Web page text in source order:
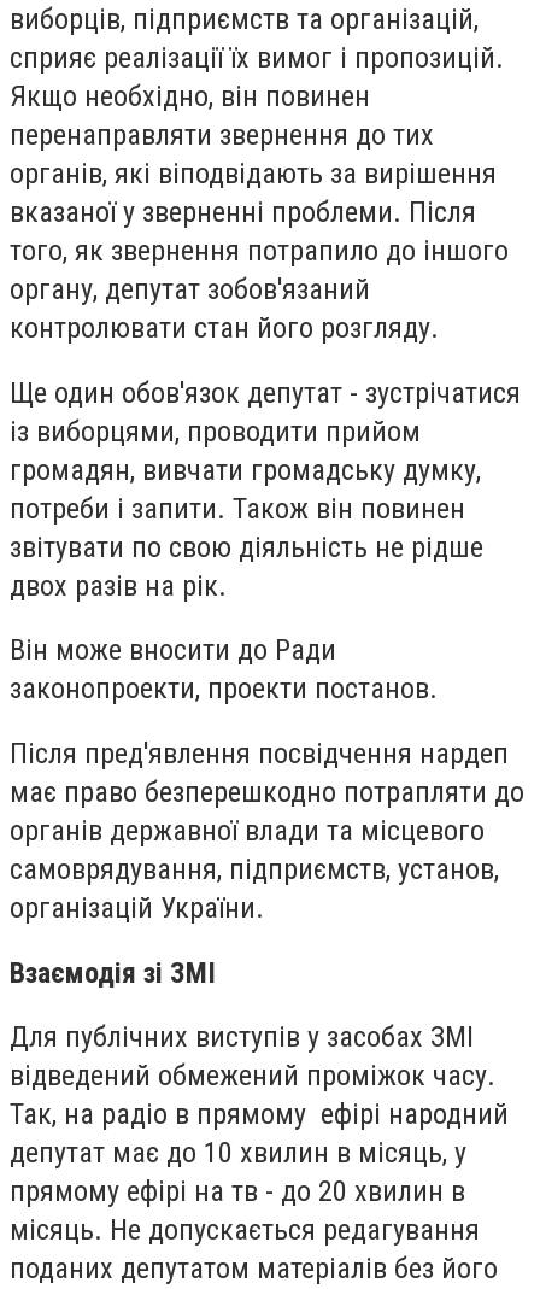
виборців, підприємств та організацій,
сприяє реалізації їх вимог і пропозицій.
Якщо необхідно, він повинен
перенаправляти звернення до тих
органів, які віподвідають за вирішення
вказаної у зверненні проблеми. Після
того, як звернення потрапило до іншого
органу, депутат зобов'язаний
контролювати стан його розгляду.
Ще один обов'язок депутат - зустрічатися
із виборцями, проводити прийом
громадян, вивчати громадську думку,
потреби і запити. Також він повинен
звітувати по свою діяльність не рідше
двох разів на рік.
Він може вносити до Ради
законопроекти, проекти постанов.
Після пред'явлення посвідчення нардеп
має право безперешкодно потрапляти до
органів державної влади та місцевого
самоврядування, підприємств, установ,
організацій України.
Взаємодія зі ЗМІ
Для публічних виступів у засобах ЗМІ
відведений обмежений проміжок часу.
Так, на радіо в прямому ефірі народний
депутат має до 10 хвилин в місяць, у
прямому ефірі на тв - до 20 хвилин в
місяць. Не допускається редагування
поданих депутатом матеріалів без його